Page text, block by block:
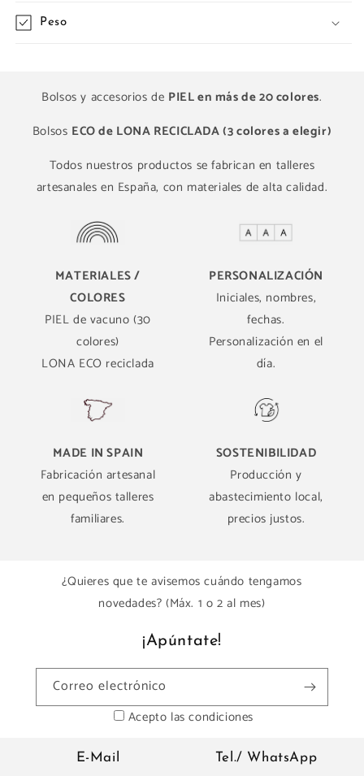
Peso
Bolsos y accesorios de PIEL en más de 20 colores.
Bolsos ECO de LONA RECICLADA (3 colores a elegir)
Todos nuestros productos se fabrican en talleres
artesanales en España, con materiales de alta calidad.
MATERIALES /
COLORES
PIEL de vacuno (30
colores)
LONA ECO reciclada
PERSONALIZACIÓN
Iniciales, nombres,
fechas.
Personalización en el
día.
MADE IN SPAIN
Fabricación artesanal
en pequeños talleres
familiares.
SOSTENIBILIDAD
Producción y
abastecimiento local,
precios justos.
¿Quieres que te avisemos cuándo tengamos
novedades? (Máx. 1 o 2 al mes)
¡Apúntate!
Correo electrónico
Acepto las condiciones
E-Mail Tel./ WhatsApp